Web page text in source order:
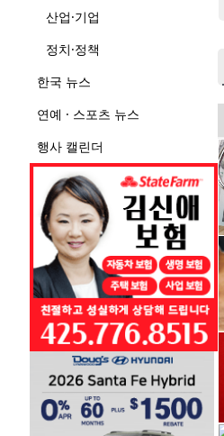
산업·기업
정치·정책
한국 뉴스
연예 · 스포츠 뉴스
행사 캘린더